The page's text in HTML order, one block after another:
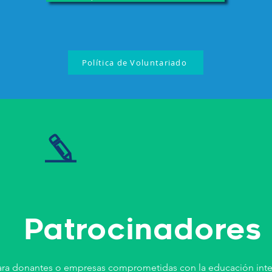
Política de Voluntariado
Patrocinadores
donantes o empresas comprometidas con la educación